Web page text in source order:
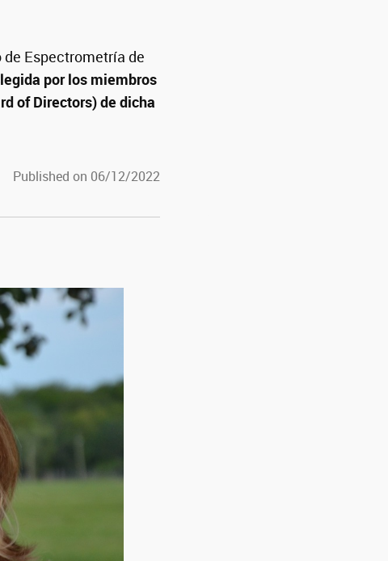
Espectrometría de
por los miembros
of Directors) de dicha
Published on 06/12/2022